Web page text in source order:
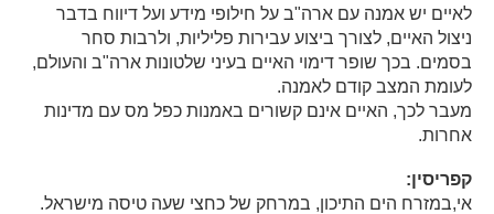
לאיים יש אמנה עם ארה"ב על חילופי מידע ועל דיווח בדבר
ניצול האיים, לצורך ביצוע עבירות פליליות, ולרבות סחר
בסמים. בכך שופר דימוי האיים בעיני שלטונות ארה"ב והעולם,
לעומת המצב קודם לאמנה.
מעבר לכך, האיים אינם קשורים באמנות כפל מס עם מדינות
אחרות.
קפריסין:
אי,במזרח הים התיכון, במרחק של כחצי שעה טיסה מישראל.